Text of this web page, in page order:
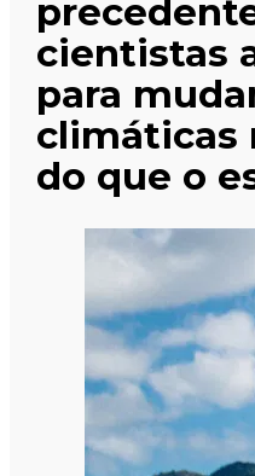
cientistas
para
climáticas
do que o